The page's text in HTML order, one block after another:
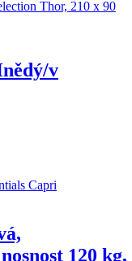
v
120 kg,